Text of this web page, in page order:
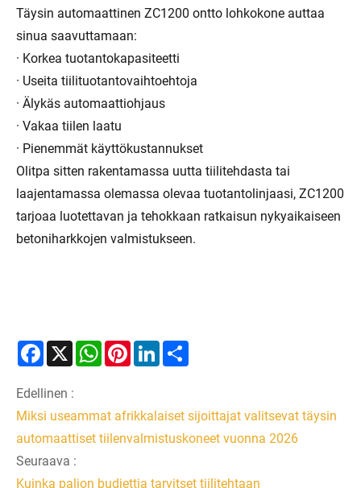
Täysin automaattinen ZC1200 ontto lohkokone auttaa
sinua saavuttamaan:
· Korkea tuotantokapasiteetti
· Useita tiilituotantovaihtoehtoja
· Älykäs automaattiohjaus
· Vakaa tiilen laatu
· Pienemmät käyttökustannukset
Olitpa sitten rakentamassa uutta tiilitehdasta tai
laajentamassa olemassa olevaa tuotantolinjaasi, ZC1200
tarjoaa luotettavan ja tehokkaan ratkaisun nykyaikaiseen
betoniharkkojen valmistukseen.
Facebook
X WhatsAppPinterestLinkedIn
Edellinen :
Miksi useammat afrikkalaiset sijoittajat valitsevat täysin
automaattiset tiilenvalmistuskoneet vuonna 2026
Seuraava :
Kuinka paljon budjettia tarvitset tiilitehtaan